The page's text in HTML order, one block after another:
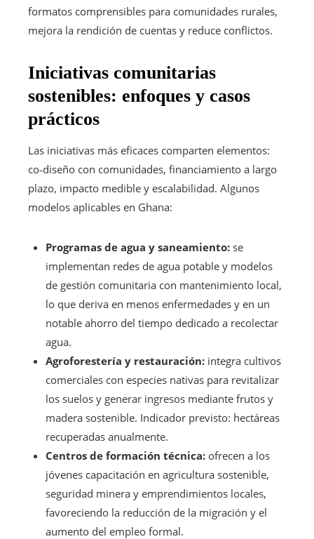
formatos comprensibles para comunidades rurales,
mejora la rendición de cuentas y reduce conflictos.
Iniciativas comunitarias
sostenibles: enfoques y casos
prácticos
Las iniciativas más eficaces comparten elemen­tos:
co‑diseño con comunidades, financiamiento a largo
plazo, impacto medible y escalabilidad. Algunos
modelos aplicables en Ghana:
Programas de agua y saneamiento: se
implementan redes de agua potable y modelos
de gestión comunitaria con mantenimiento local,
lo que deriva en menos enfermedades y en un
notable ahorro del tiempo dedicado a recolectar
agua.
Agroforestería y restauración: integra cultivos
comerciales con especies nativas para revitalizar
los suelos y generar ingresos mediante frutos y
madera sostenible. Indicador previsto: hectáreas
recuperadas anualmente.
Centros de formación técnica: ofrecen a los
jóvenes capacitación en agricultura sostenible,
seguridad minera y emprendimientos locales,
favoreciendo la reducción de la migración y el
aumento del empleo formal.